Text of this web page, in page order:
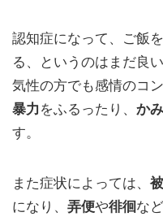
認知症になって、ご飯
る、というのはまだ良
気性の方でも感情のコ
暴力 をふるったり、 か
す。
また症状によっては、
になり、 弄便や徘徊な